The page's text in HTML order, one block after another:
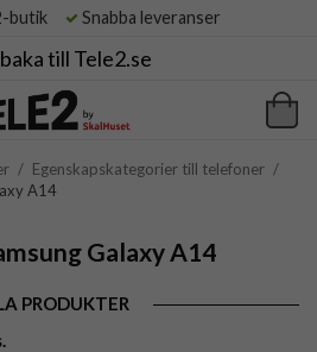
butik Snabba leveranser
till Tele2.se
/ Egenskapskategorier till telefoner /
A14
Galaxy A14
PRODUKTER